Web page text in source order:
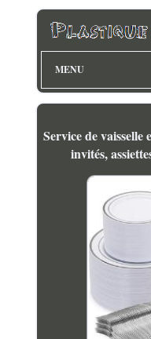
MENU
Service de vaisselle
invités,